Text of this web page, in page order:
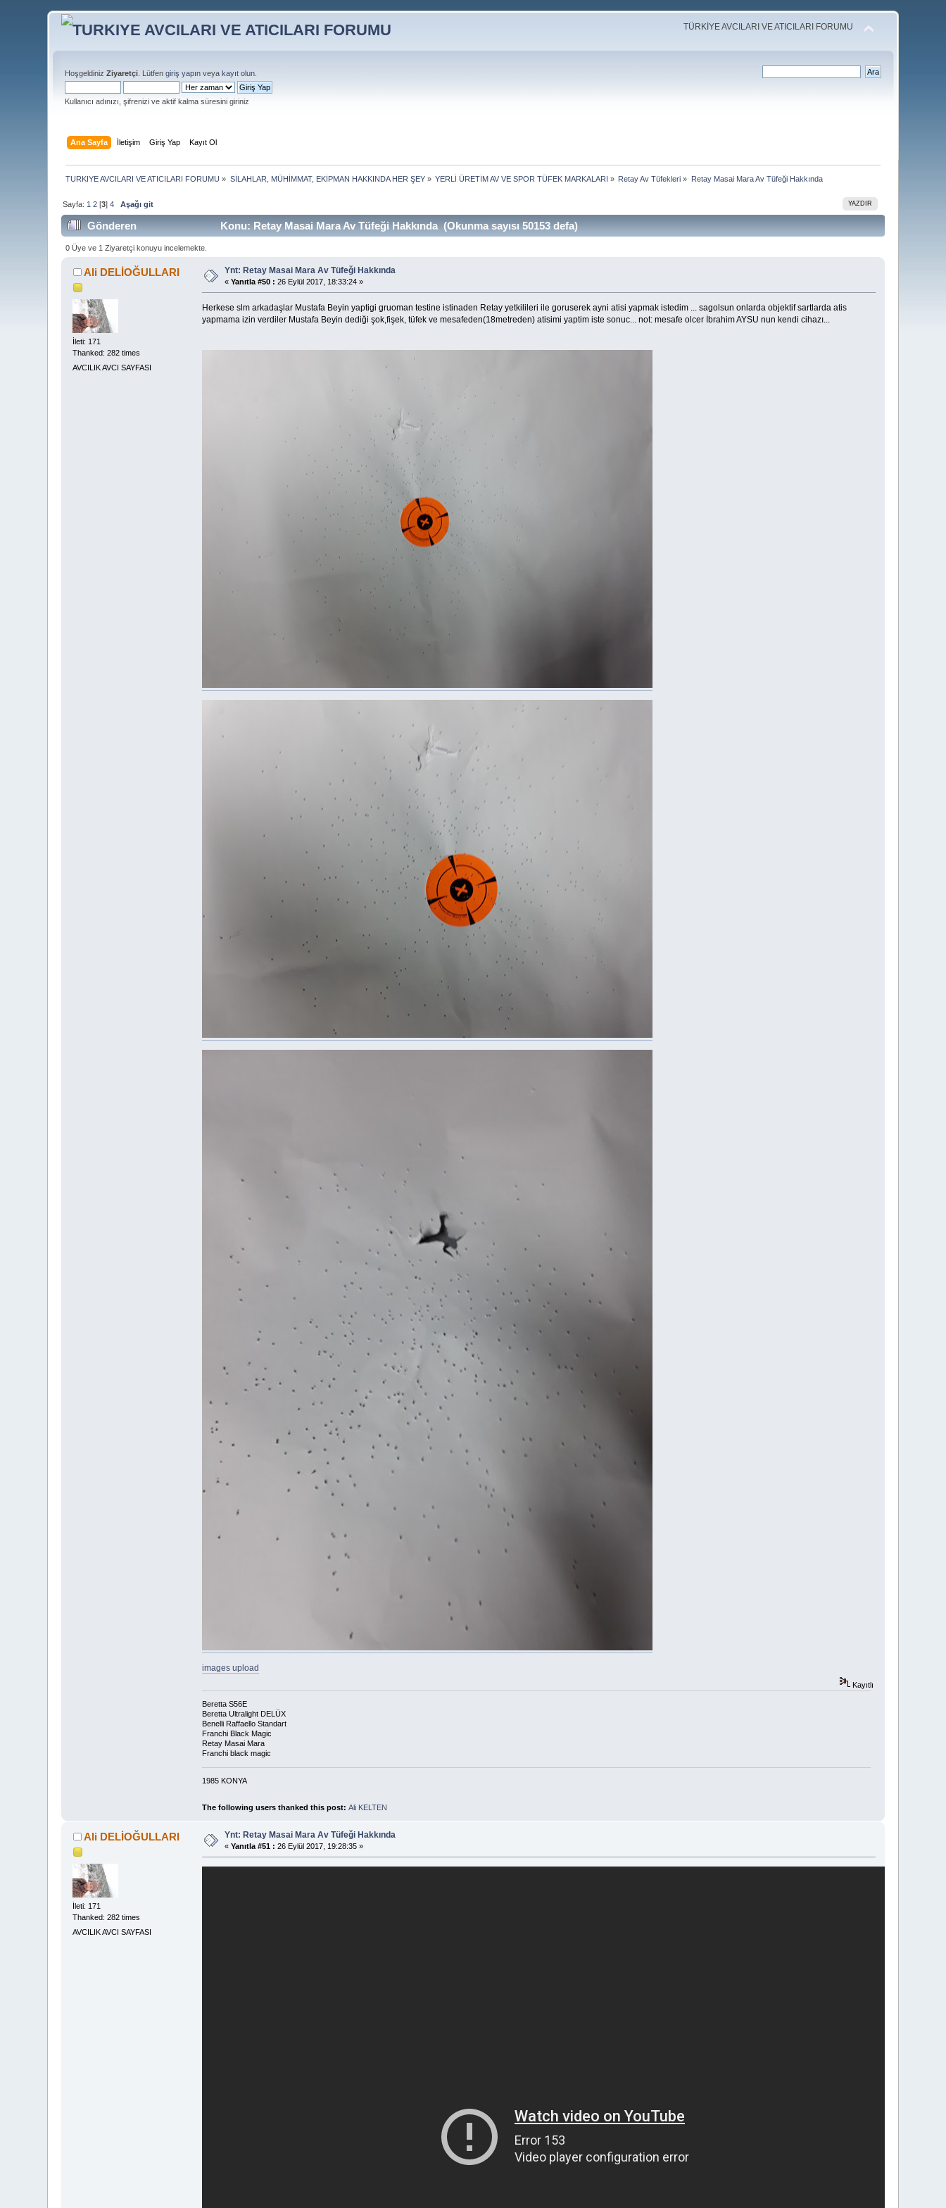
TÜRKİYE AVCILARI VE ATICILARI FORUMU
HoşgeldinizZiyaretçi . Lütfengiriş yapın veyakayıt olun
Kullanıcı adınızı, şifrenizi ve aktif kalma süresini giriniz
Ana Sayfa İletişim Giriş Yap Kayıt Ol
TURKIYE AVCILARI VE ATICILARI FORUMU » SİLAHLAR, MÜHİMMAT, EKİPMAN HAKKINDA HER ŞEY» YERLİ ÜRETİM AV VE SPOR TÜFEK MARKALARI » Retay Av Tüfekleri » Retay Masai Mara Av Tüfeği Hakkında
YAZDIR
Sayfa: 1 2 [3]4 Aşağı git
Gönderen Konu: Retay Masai Mara Av Tüfeği Hakkında (Okunma sayısı 50153 defa)
0 Üye ve 1 Ziyaretçi konuyu incelemekte.
Ali DELİOĞULLARI
İleti: 171
Thanked: 282 times
AVCILIK AVCI SAYFASI
Ynt: Retay Masai Mara Av Tüfeği Hakkında
«Yanıtla #50 : 26 Eylül 2017, 18:33:24 »
Herkese slm arkadaşlar Mustafa Beyin yaptigi gruoman testine istinaden Retay yetkilileri ile goruserek ayni atisi yapmak istedim ... sagolsun onlarda objektif sartlarda atis
yapmama izin verdiler Mustafa Beyin dediği şok,fişek, tüfek ve mesafeden(18metreden) atisimi yaptim iste sonuc... not: mesafe olcer İbrahim AYSU nun kendi cihazı...
images upload
Kayıtlı
Beretta S56E
Beretta Ultralight DELÜX
Benelli Raffaello Standart
Franchi Black Magic
Retay Masai Mara
Franchi black magic
1985 KONYA
The following users thanked this post: Ali KELTEN
Ali DELİOĞULLARI
İleti: 171
Thanked: 282 times
AVCILIK AVCI SAYFASI
Ynt: Retay Masai Mara Av Tüfeği Hakkında
«Yanıtla #51 : 26 Eylül 2017, 19:28:35 »